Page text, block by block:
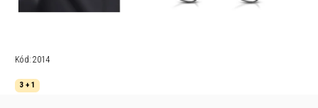
Kód: 2014
3 + 1